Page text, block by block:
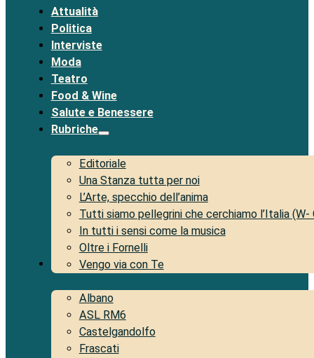
Attualità
Politica
Interviste
Moda
Teatro
Food & Wine
Salute e Benessere
Rubriche
Editoriale
Una Stanza tutta per noi
L’Arte, specchio dell’anima
Tutti siamo pellegrini che cerchiamo l’Italia (W-
In tutti i sensi come la musica
Oltre i Fornelli
Vengo via con Te
Territorio
Albano
ASL RM6
Castelgandolfo
Frascati